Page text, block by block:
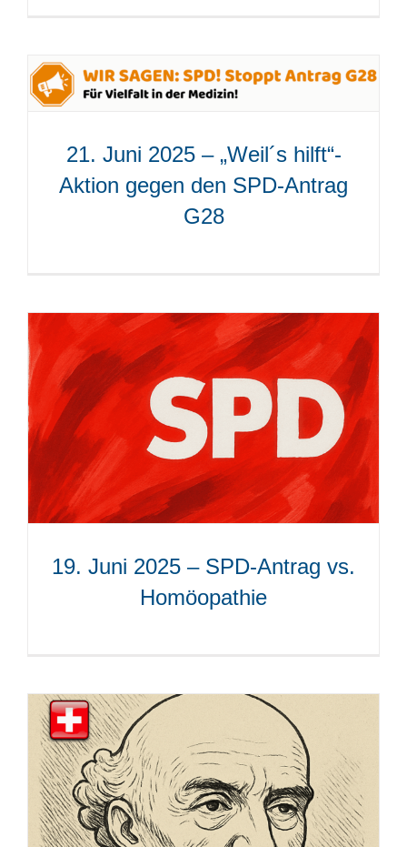
21. Juni 2025 – „Weil´s hilft“-
Aktion gegen den SPD-Antrag
G28
19. Juni 2025 – SPD-Antrag vs.
Homöopathie